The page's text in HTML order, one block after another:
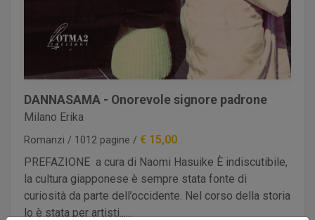
DANNASAMA - Onorevole signore padrone
Milano Erika
Romanzi / 1012 pagine /€ 15,00
PREFAZIONE a cura di Naomi Hasuike È indiscutibile,
la cultura giapponese è sempre stata fonte di
curiosità da parte dell’occidente. Nel corso della storia
lo è stata per artisti......